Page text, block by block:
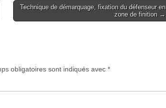
Technique de démarquage, fixation du défenseur en
zone de finition →
obligatoires sont indiqués avec *